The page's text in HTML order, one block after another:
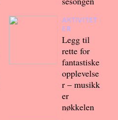
AKTIVITET
ER
Legg til
rette for
fantastiske
opplevelse
r – musikk
er
nøkkelen